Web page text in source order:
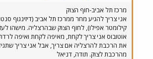
מרכז תל אביב-חוף הצוק
אני צריך להגיע מחר ממרכז תל אביב (דיזינגוף
קילומטר אפילו), לחוף הצוק שבהרצליה. מישהו
אוטובוס אני צריך לקחת, מאיפה לקחת ואיפה
את הרכבת להרצליה אם צריך, אבל אני צריך
מהרכבת לצוק. תודה, דניאל